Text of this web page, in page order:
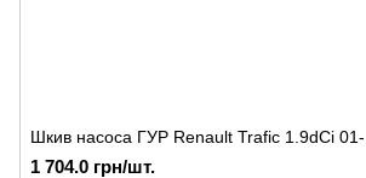
Шкив насоса ГУР Renault Trafic 1.9dCi
1 704.0 грн/шт.